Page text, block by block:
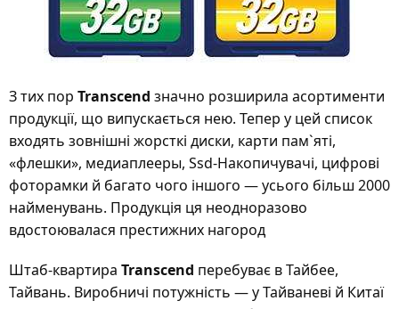
З тих пор Transcend значно розширила асортименти
продукції, що випускається нею. Тепер у цей список
входять зовнішні жорсткі диски, карти пам`яті,
«флешки», медиаплееры, Ssd-Накопичувачі, цифрові
фоторамки й багато чого іншого — усього більш 2000
найменувань. Продукція ця неодноразово
вдостоювалася престижних нагород
Штаб-квартира Transcend перебуває в Тайбее,
Тайвань. Виробничі потужність — у Тайваневі й Китаї